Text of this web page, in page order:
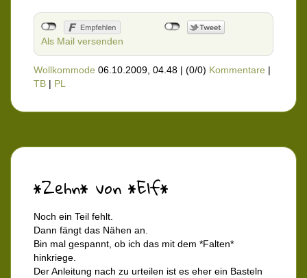
Als Mail versenden
Wollkommode 06.10.2009, 04.48 | (0/0) Kommentare |
TB | PL
*Zehn* von *Elf*
Noch ein Teil fehlt.
Dann fängt das Nähen an.
Bin mal gespannt, ob ich das mit dem *Falten*
hinkriege.
Der Anleitung nach zu urteilen ist es eher ein Basteln